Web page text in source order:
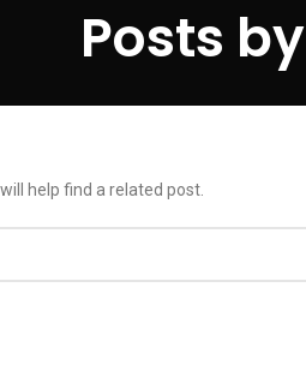
Posts by
help find a related post.